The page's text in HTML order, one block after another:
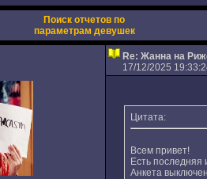
Поиск отчетов по
параметрам девушек
Re: Жанна на
17/12/2025
Цитата:
Всем привет!
Есть
Анкета